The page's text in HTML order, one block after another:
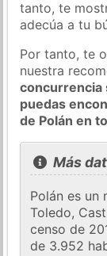
tanto, te
adecúa a tu
Por tanto, te
nuestra
concurrencia
puedas
de Polán en
Más
Polán es un
Toledo,
censo de
de 3.952